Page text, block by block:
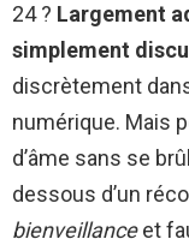
24 ? Largement
simplement
discrètement
numérique. Mais
d’âme sans se
dessous d’un
bienveillanceet